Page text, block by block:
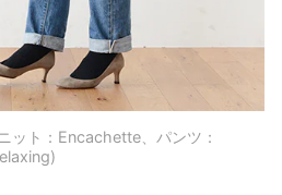
ット：Encachette、パンツ：